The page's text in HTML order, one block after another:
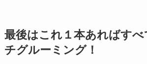
最後はこれ１本あればす
チグルーミング！